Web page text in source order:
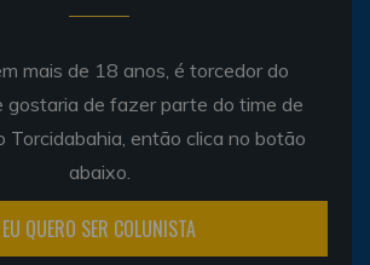
mais de 18 anos, é torcedor do
gostaria de fazer parte do time de
Torcidabahia, então clica no botão
abaixo.
EU QUERO SER COLUNISTA